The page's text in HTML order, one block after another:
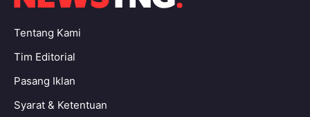
Tentang Kami
Tim Editorial
Pasang Iklan
Syarat & Ketentuan